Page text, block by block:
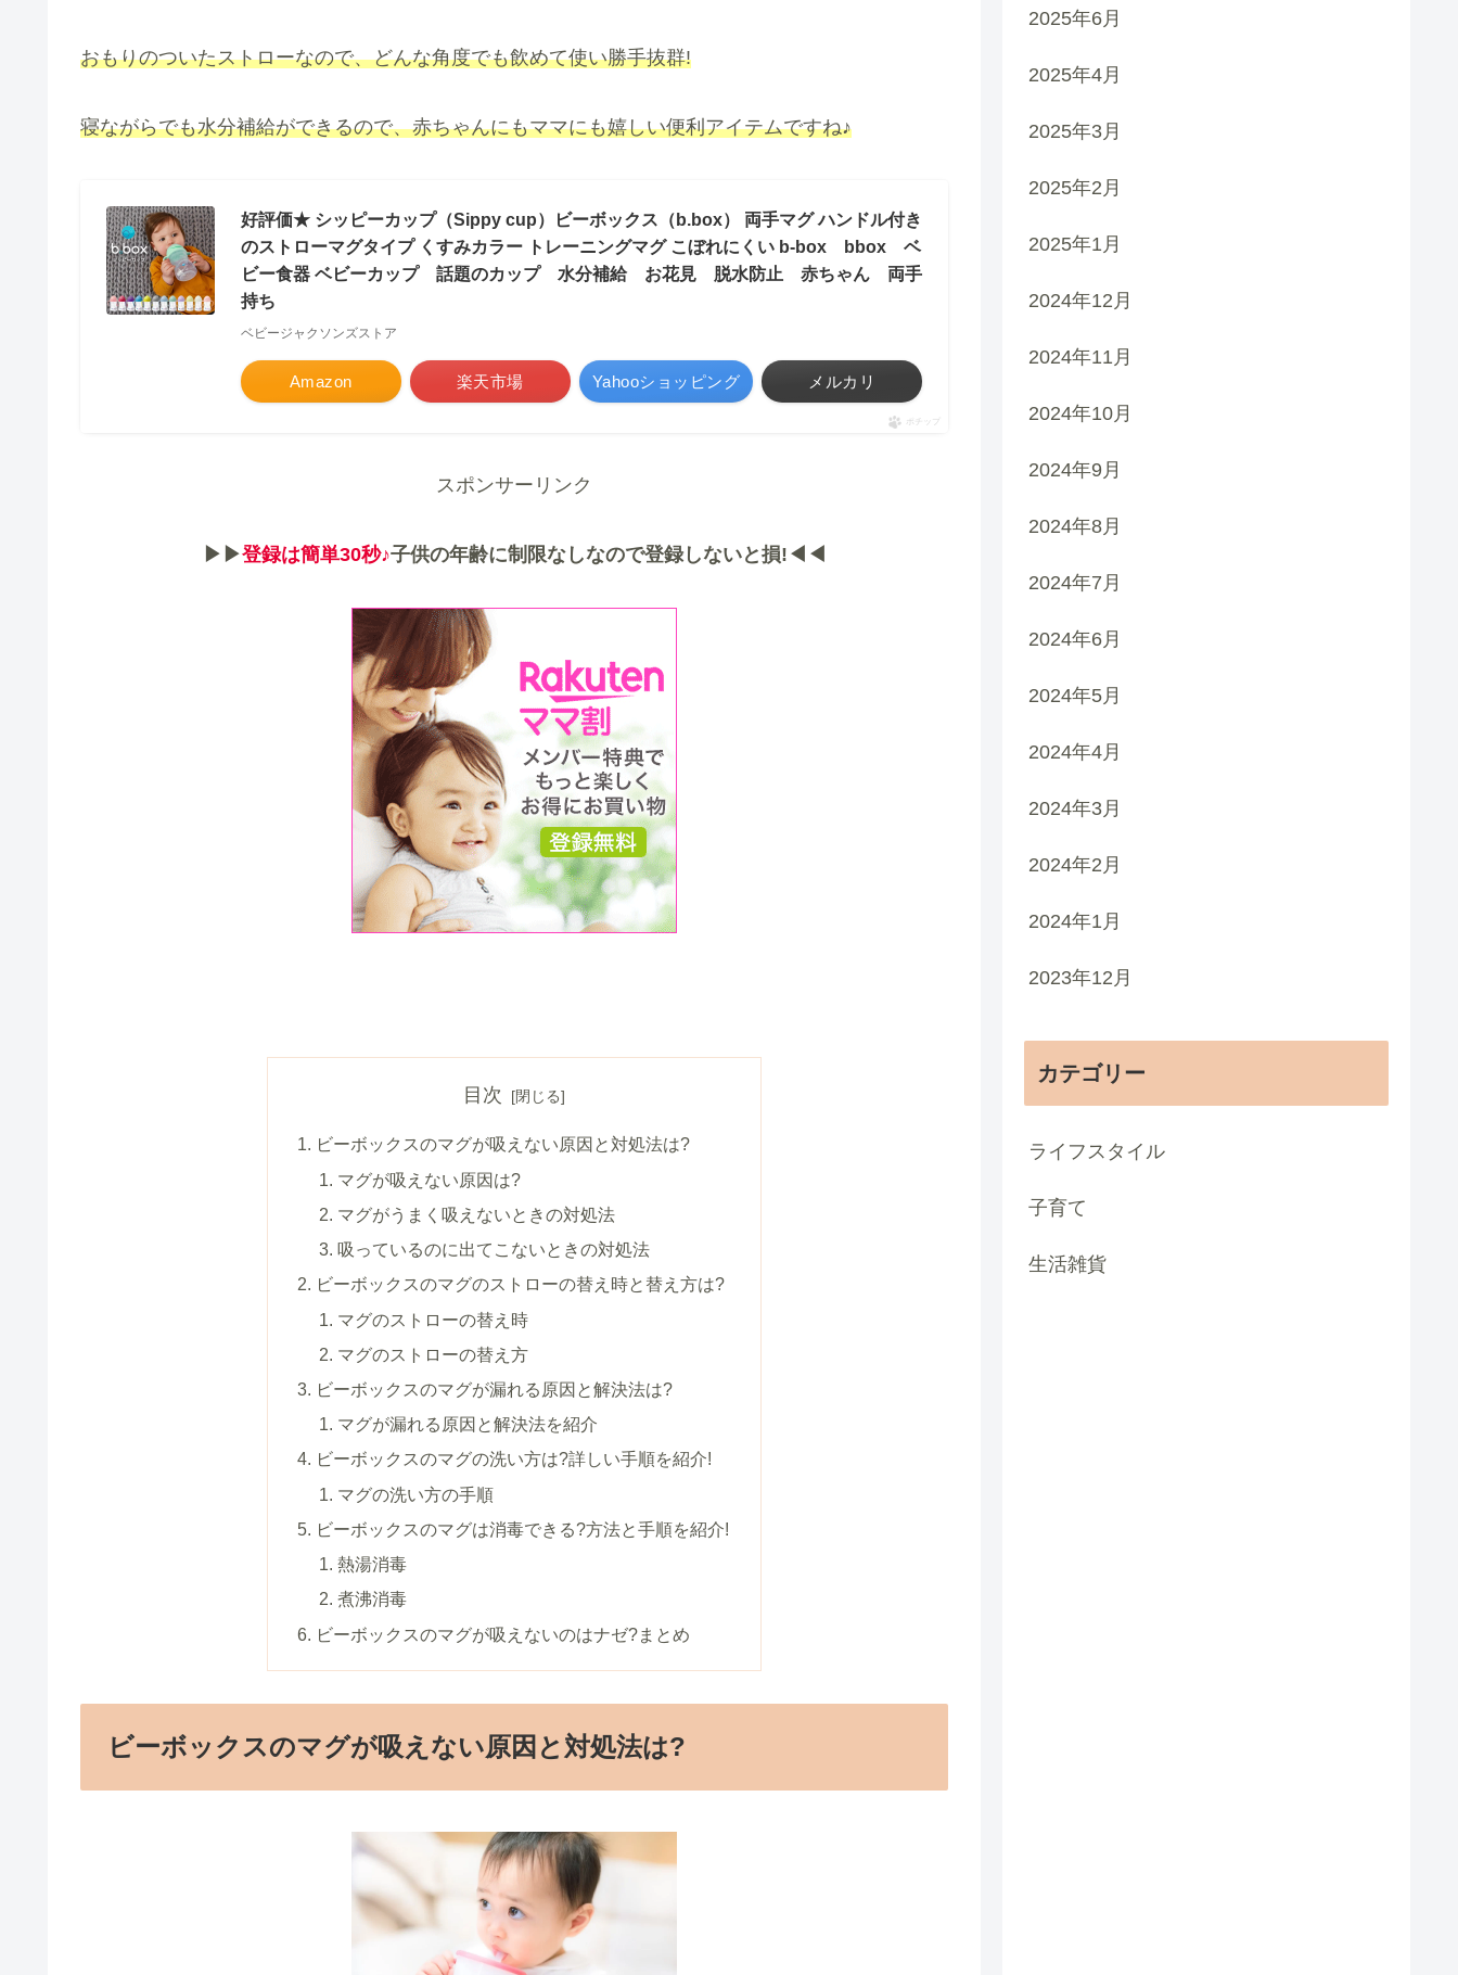
おもりのついたストローなので、どんな角度でも飲めて使い勝手抜群!
寝ながらでも水分補給ができるので、赤ちゃんにもママにも嬉しい便利アイテムですね♪
好評価★ シッピーカップ（Sippy cup）ビーボックス（b.box） 両手マグ ハンドル付き
のストローマグタイプ くすみカラー トレーニングマグ こぼれにくい b-box bbox ベ
ビー食器 ベビーカップ 話題のカップ 水分補給 お花見 脱水防止 赤ちゃん 両手
持ち
ベビージャクソンズストア
Amazon 楽天市場 Yahooショッピング メルカリ
ポチップ
スポンサーリンク
▶▶登録は簡単30秒♪子供の年齢に制限なしなので登録しないと損!◀◀
目次
ビーボックスのマグが吸えない原因と対処法は?
マグが吸えない原因は?
マグがうまく吸えないときの対処法
吸っているのに出てこないときの対処法
ビーボックスのマグのストローの替え時と替え方は?
マグのストローの替え時
マグのストローの替え方
ビーボックスのマグが漏れる原因と解決法は?
マグが漏れる原因と解決法を紹介
ビーボックスのマグの洗い方は?詳しい手順を紹介!
マグの洗い方の手順
ビーボックスのマグは消毒できる?方法と手順を紹介!
熱湯消毒
煮沸消毒
ビーボックスのマグが吸えないのはナゼ?まとめ
ビーボックスのマグが吸えない原因と対処法は?
2025年6月
2025年4月
2025年3月
2025年2月
2025年1月
2024年12月
2024年11月
2024年10月
2024年9月
2024年8月
2024年7月
2024年6月
2024年5月
2024年4月
2024年3月
2024年2月
2024年1月
2023年12月
カテゴリー
ライフスタイル
子育て
生活雑貨